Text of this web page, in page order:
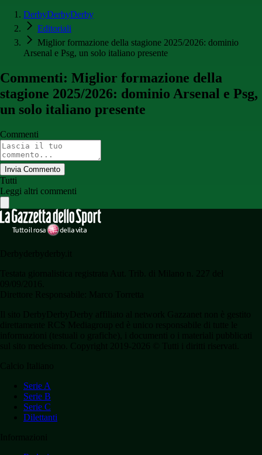
DerbyDerbyDerby
Editoriali
Miglior formazione della stagione 2025/2026: dominio
Arsenal e Psg, un solo italiano presente
Commenti: Miglior formazione della
stagione 2025/2026: dominio Arsenal e Psg,
un solo italiano presente
Commenti
Invia Commento
Tutti
Leggi altri commenti
Serie A
Serie B
Serie C
Dilettanti